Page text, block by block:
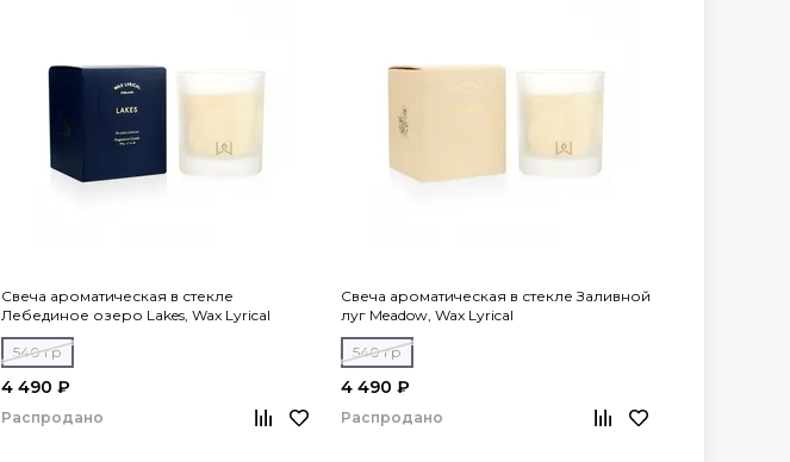
Свеча ароматическая в стекле
Лебединое озеро Lakes, Wax Lyrical
540 гр
4 490 ₽
Распродано
Свеча ароматическая в стекле Заливной
луг Meadow, Wax Lyrical
540 гр
4 490 ₽
Распродано